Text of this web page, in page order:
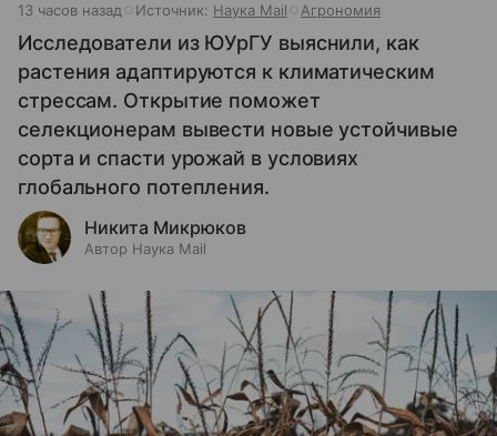
13 часов назад Источник: Наука Mail Агрономия
Исследователи из ЮУрГУ выяснили, как
растения адаптируются к климатическим
стрессам. Открытие поможет
селекционерам вывести новые устойчивые
сорта и спасти урожай в условиях
глобального потепления.
Никита Микрюков
Автор Наука Mail